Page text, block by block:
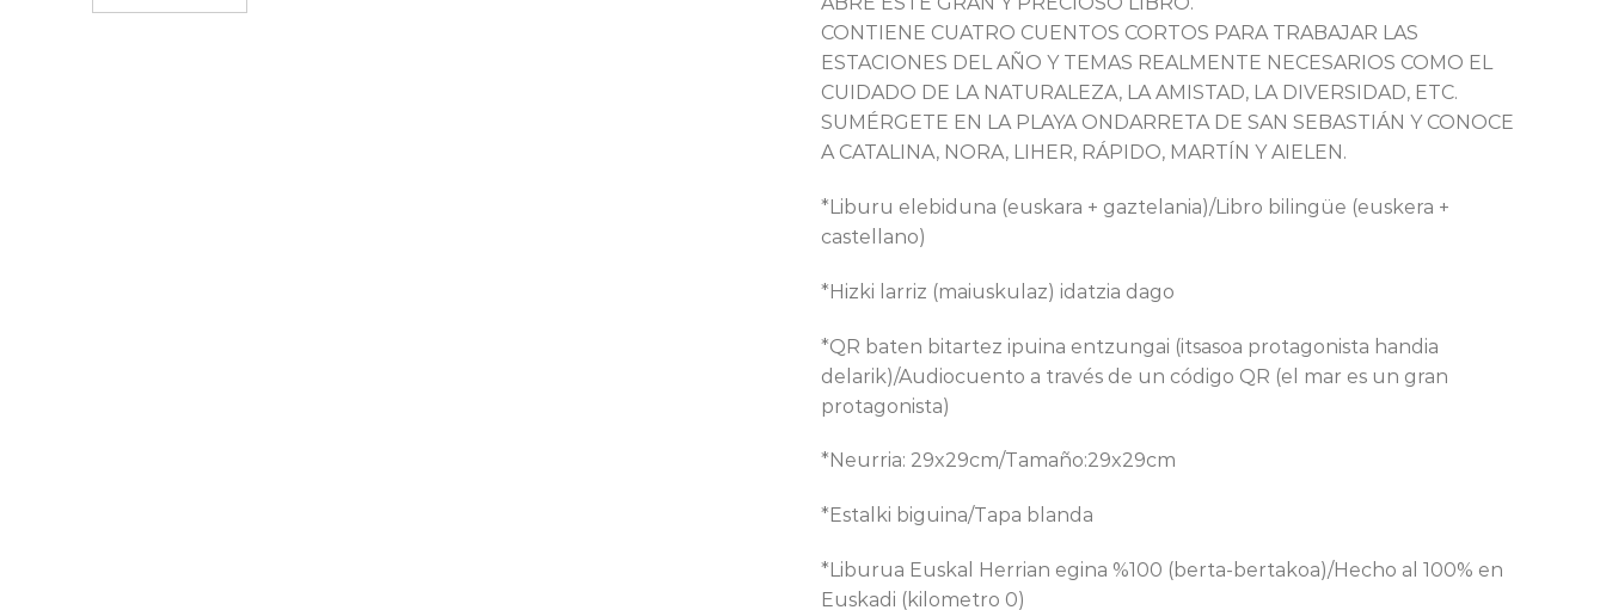
CONTIENE CUATRO CUENTOS CORTOS PARA TRABAJAR LAS
ESTACIONES DEL AÑO Y TEMAS REALMENTE NECESARIOS COMO EL
CUIDADO DE LA NATURALEZA, LA AMISTAD, LA DIVERSIDAD, ETC.
SUMÉRGETE EN LA PLAYA ONDARRETA DE SAN SEBASTIÁN Y CONOCE
A CATALINA, NORA, LIHER, RÁPIDO, MARTÍN Y AIELEN.
*Liburu elebiduna (euskara + gaztelania)/Libro bilingüe (euskera +
castellano)
*Hizki larriz (maiuskulaz) idatzia dago
*QR baten bitartez ipuina entzungai (itsasoa protagonista handia
delarik)/Audiocuento a través de un código QR (el mar es un gran
protagonista)
*Neurria: 29x29cm/Tamaño:29x29cm
*Estalki biguina/Tapa blanda
*Liburua Euskal Herrian egina %100 (berta-bertakoa)/Hecho al 100% en
Euskadi (kilometro 0)